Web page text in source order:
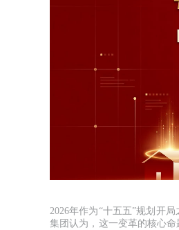
2026年作为“十五五”规划开
集团认为，这一变革的核心